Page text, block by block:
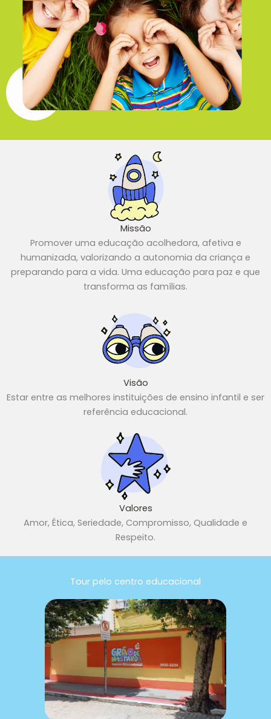
Missão
Promover uma educação acolhedora, afetiva e
humanizada, valorizando a autonomia da criança e
preparando para a vida. Uma educação para paz e que
transforma as famílias.
Visão
Estar entre as melhores instituições de ensino infantil e ser
referência educacional.
Valores
Amor, Ética, Seriedade, Compromisso, Qualidade e
Respeito.
Tour pelo centro educacional